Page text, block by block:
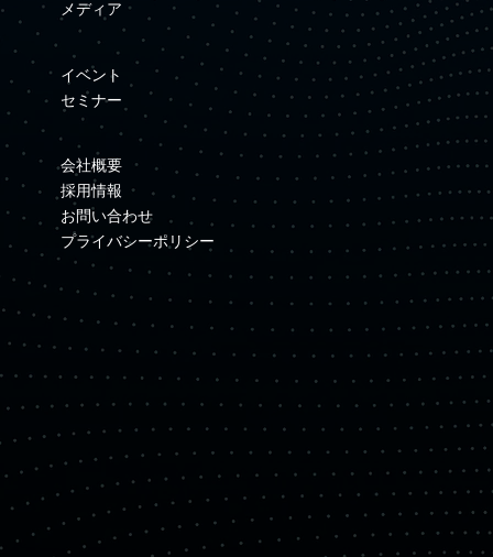
メディア
イベント
セミナー
会社概要
採用情報
お問い合わせ
プライバシーポリシー